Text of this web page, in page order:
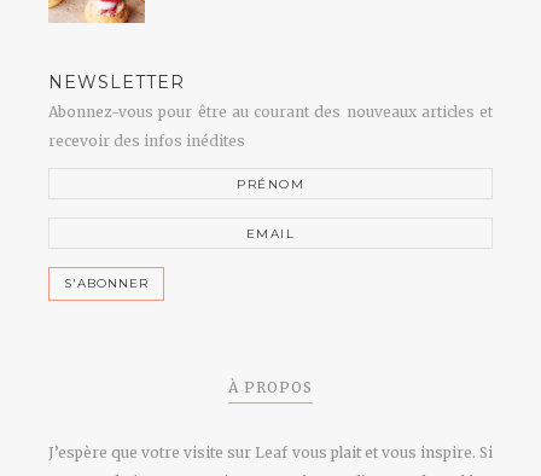
NEWSLETTER
Abonnez-vous pour être au courant des nouveaux articles et
recevoir des infos inédites
À PROPOS
J’espère que votre visite sur Leaf vous plait et vous inspire. Si